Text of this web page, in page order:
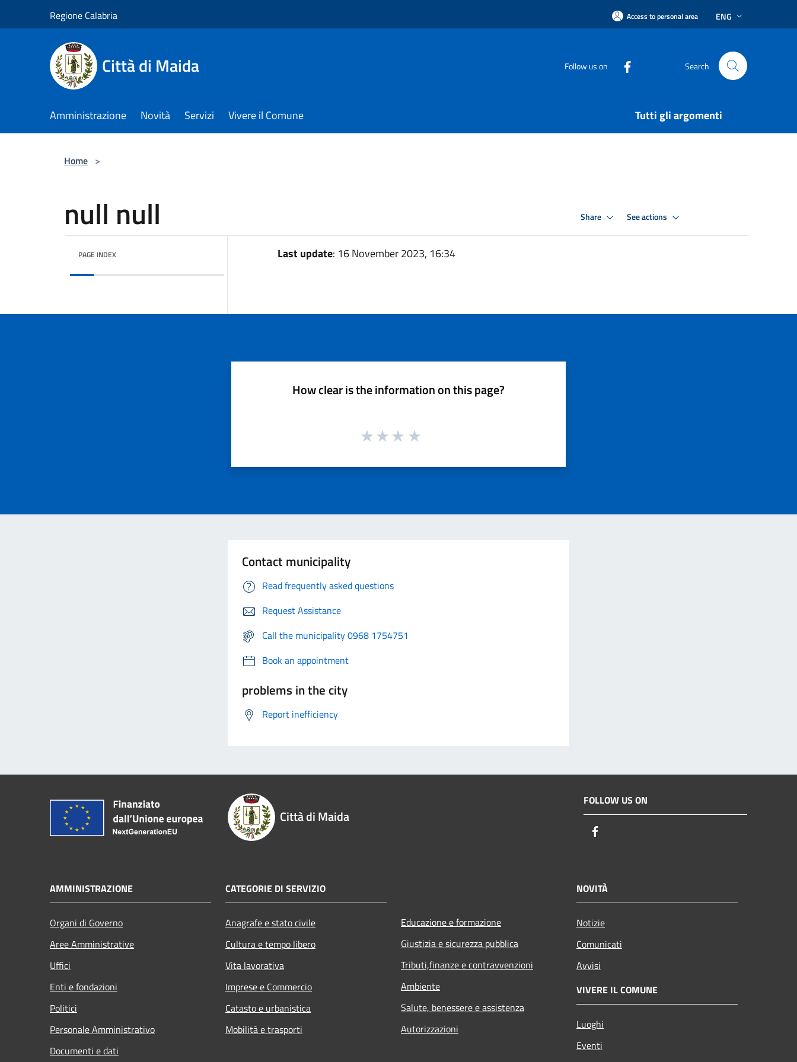
Regione Calabria Access to personal area ENG
Città di Maida Follow us on Search
Amministrazione Novità Servizi Vivere il Comune Tutti gli argomenti
Home >
null null Share See actions
PAGE INDEX Last update: 16 November 2023, 16:34
How clear is the information on this page?
Contact municipality
Read frequently asked questions
Request Assistance
Call the municipality 0968 1754751
Book an appointment
problems in the city
Report inefficiency
Città di Maida
FOLLOW US ON
AMMINISTRAZIONE
Organi di Governo
Aree Amministrative
Uffici
Enti e fondazioni
Politici
Personale Amministrativo
Documenti e dati
CATEGORIE DI SERVIZIO
Anagrafe e stato civile
Cultura e tempo libero
Vita lavorativa
Imprese e Commercio
Catasto e urbanistica
Mobilità e trasporti
Educazione e formazione
Giustizia e sicurezza pubblica
Tributi,finanze e contravvenzioni
Ambiente
Salute, benessere e assistenza
Autorizzazioni
NOVITÀ
Notizie
Comunicati
Avvisi
VIVERE IL COMUNE
Luoghi
Eventi